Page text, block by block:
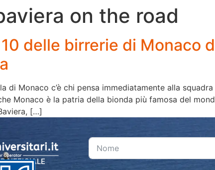
on the road
delle birrerie di Monaco
di Monaco c’è chi pensa immediatamente alla
Monaco è la patria della bionda più famosa del
[…]
UFFICIALE